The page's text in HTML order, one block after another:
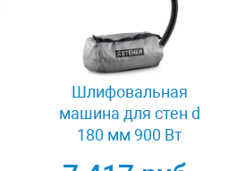
Шлифовальная
машина для стен d
180 мм 900 Вт